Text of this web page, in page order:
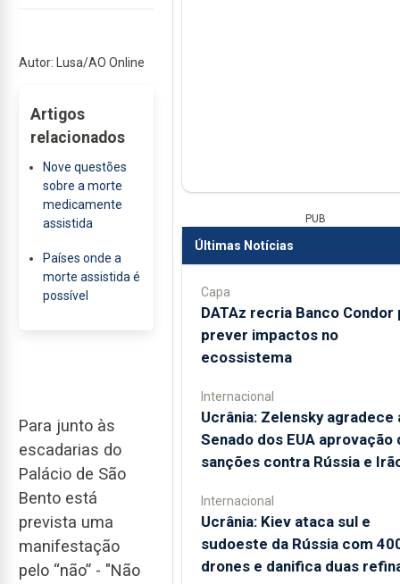
Autor: Lusa/AO Online
Artigos
relacionados
Nove questões
sobre a morte
medicamente
assistida
Países onde a
morte assistida é
possível
Para junto às
escadarias do
Palácio de São
Bento está
prevista uma
manifestação
pelo “não” - "Não
PUB
Últimas Notícias
Capa
DATAz recria Banco Condor
prever impactos no
ecossistema
Internacional
Ucrânia: Zelensky agradece
Senado dos EUA aprovação
sanções contra Rússia e
Internacional
Ucrânia: Kiev ataca sul e
sudoeste da Rússia com
drones e danifica duas